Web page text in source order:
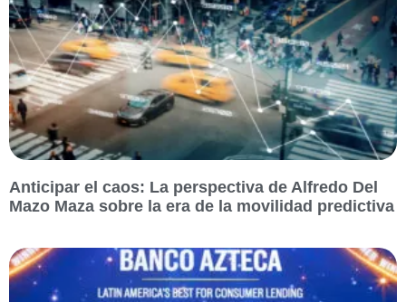
Anticipar el caos: La perspectiva de Alfredo Del
Mazo Maza sobre la era de la movilidad predictiva